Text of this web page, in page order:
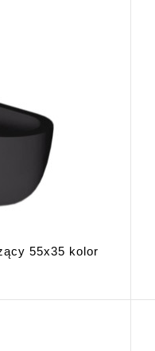
55x35 kolor